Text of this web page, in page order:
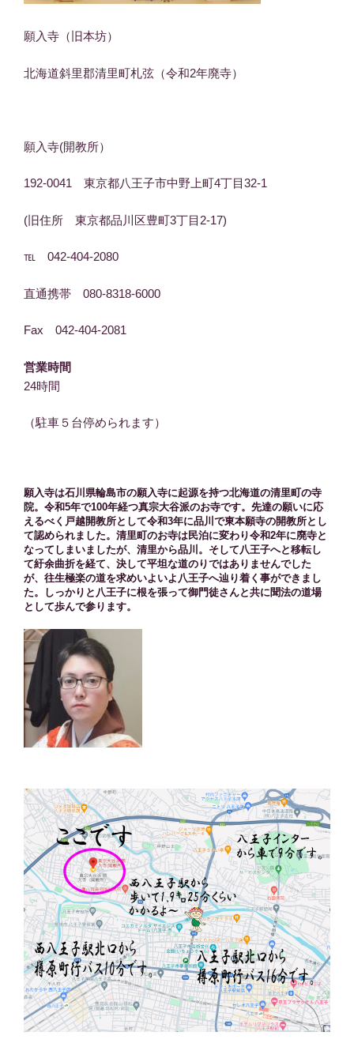
願入寺（旧本坊）
北海道斜里郡清里町札弦（令和2年廃寺）
願入寺(開教所）
192-0041 東京都八王子市中野上町4丁目32-1
(旧住所 東京都品川区豊町3丁目2-17)
℡ 042-404-2080
直通携帯 080-8318-6000
Fax 042-404-2081
営業時間
24時間
（駐車５台停められます）
願入寺は石川県輪島市の願入寺に起源を持つ北海道の清里町の寺
院。令和5年で100年経つ真宗大谷派のお寺です。先達の願いに応
えるべく戸越開教所として令和3年に品川で東本願寺の開教所とし
て認められました。清里町のお寺は民泊に変わり令和2年に廃寺と
なってしまいましたが、清里から品川。そして八王子へと移転し
て紆余曲折を経て、決して平坦な道のりではありませんでした
が、往生極楽の道を求めいよいよ八王子へ辿り着く事ができまし
た。しっかりと八王子に根を張って御門徒さんと共に聞法の道場
として歩んで参ります。